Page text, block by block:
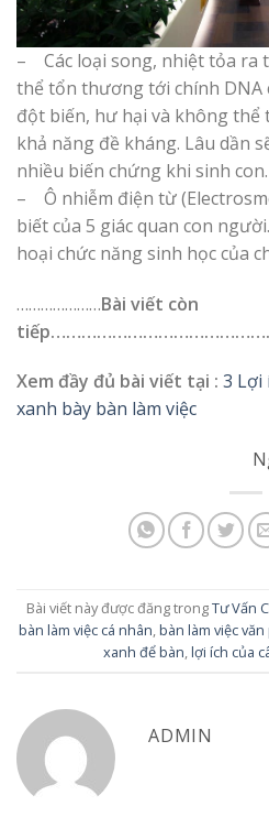
– Các loại song, nhiệt tỏa ra
thể tổn thương tới chính DNA
đột biến, hư hại và không thể
khả năng đề kháng. Lâu dần
nhiều biến chứng khi sinh con.
– Ô nhiễm điện từ
biết của 5 giác quan con
hoại chức năng sinh học của
…………………Bài viết còn
Xem đầy đủ bài viết tại : 3 Lợi
xanh bày bàn làm việc
Bài viết này được đăng trongTư Vấn
bàn làm việc cá nhân,bàn làm việc
xanh để bàn,lợi ích của
ADMIN